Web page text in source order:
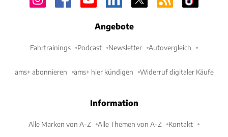
Angebote
Fahrtrainings Podcast Newsletter Autovergleich
ams+ abonnieren ams+ hier kündigen Widerruf digitaler Käufe
Information
Alle Marken von A-Z Alle Themen von A-Z Kontakt